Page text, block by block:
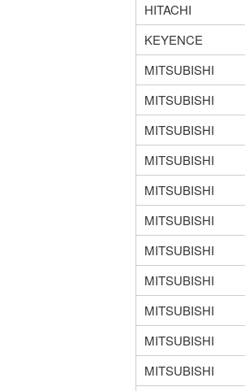
HITACHI
KEYENCE
MITSUBISHI
MITSUBISHI
MITSUBISHI
MITSUBISHI
MITSUBISHI
MITSUBISHI
MITSUBISHI
MITSUBISHI
MITSUBISHI
MITSUBISHI
MITSUBISHI